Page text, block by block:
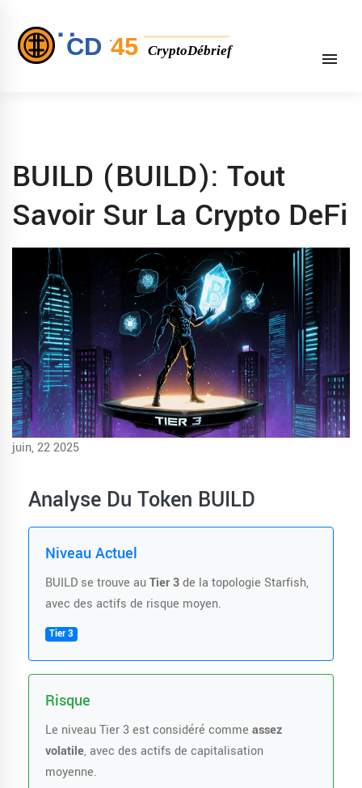
BUILD (BUILD): Tout
Savoir Sur La Crypto DeFi
juin, 22 2025
Analyse Du Token BUILD
Niveau Actuel
BUILD se trouve auTier 3de la topologie Starfish,
avec des actifs de risque moyen.
Tier 3
Risque
Le niveau Tier 3 est considéré comme assez
volatile, avec des actifs de capitalisation
moyenne.